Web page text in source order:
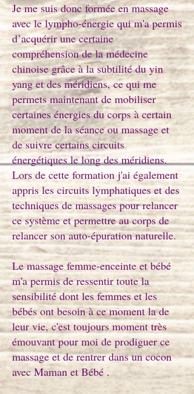
Je me suis donc formée en massage
avec le lympho-énergie qui m'a permis
d’acquérir une certaine
compréhension de la médecine
chinoise grâce à la subtilité du yin
yang et des méridiens, ce qui me
permets maintenant de mobiliser
certaines énergies du corps à certain
moment de la séance ou massage et
de suivre certains circuits
énergétiques le long des méridiens.
Lors de cette formation j'ai également
appris les circuits lymphatiques et des
techniques de massages pour relancer
ce système et permettre au corps de
relancer son auto-épuration naturelle.
Le massage femme-enceinte et bébé
m'a permis de ressentir toute la
sensibilité dont les femmes et les
bébés ont besoin à ce moment la de
leur vie, c'est toujours moment très
émouvant pour moi de prodiguer ce
massage et de rentrer dans un cocon
avec Maman et Bébé .